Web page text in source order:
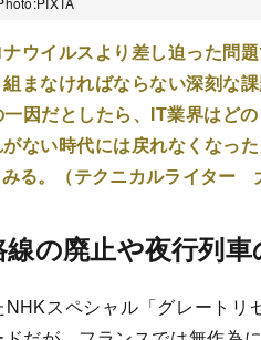
ウイルスより差し迫った問
まなければならない深刻な
因だとしたら、IT業界はど
ない時代には戻れなくなっ
る。（テクニカルライター
の廃止や夜行列
スペシャル「グレートリ